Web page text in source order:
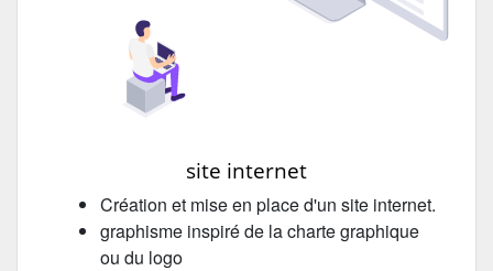
site internet
Création et mise en place d'un site internet.
graphisme inspiré de la charte graphique
ou du logo